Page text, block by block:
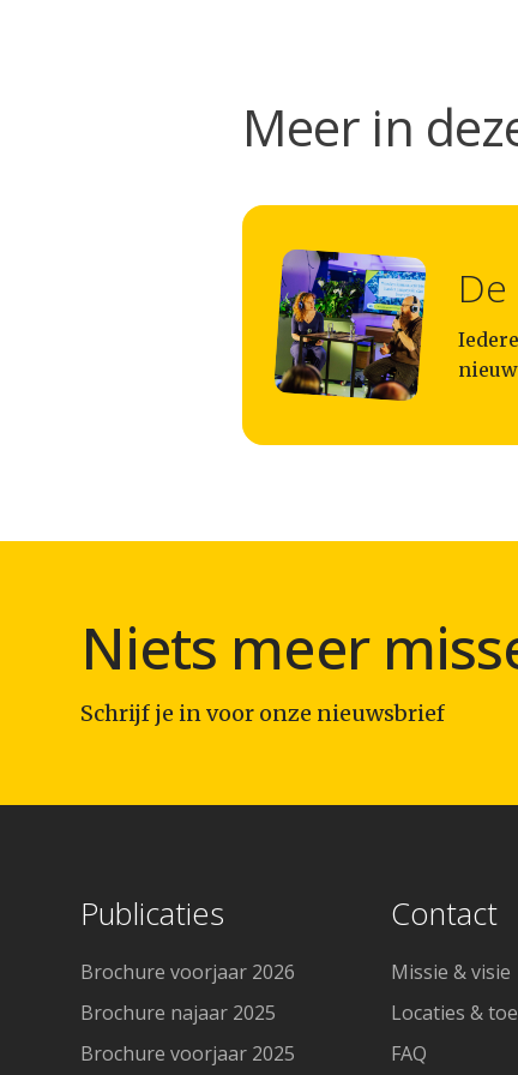
Meer in
Niets meer
Schrijf je in voor onze nieuwsbrief
Publicaties
Brochure voorjaar 2026
Brochure najaar 2025
Brochure voorjaar 2025
Contact
Missie & visie
Locaties &
FAQ